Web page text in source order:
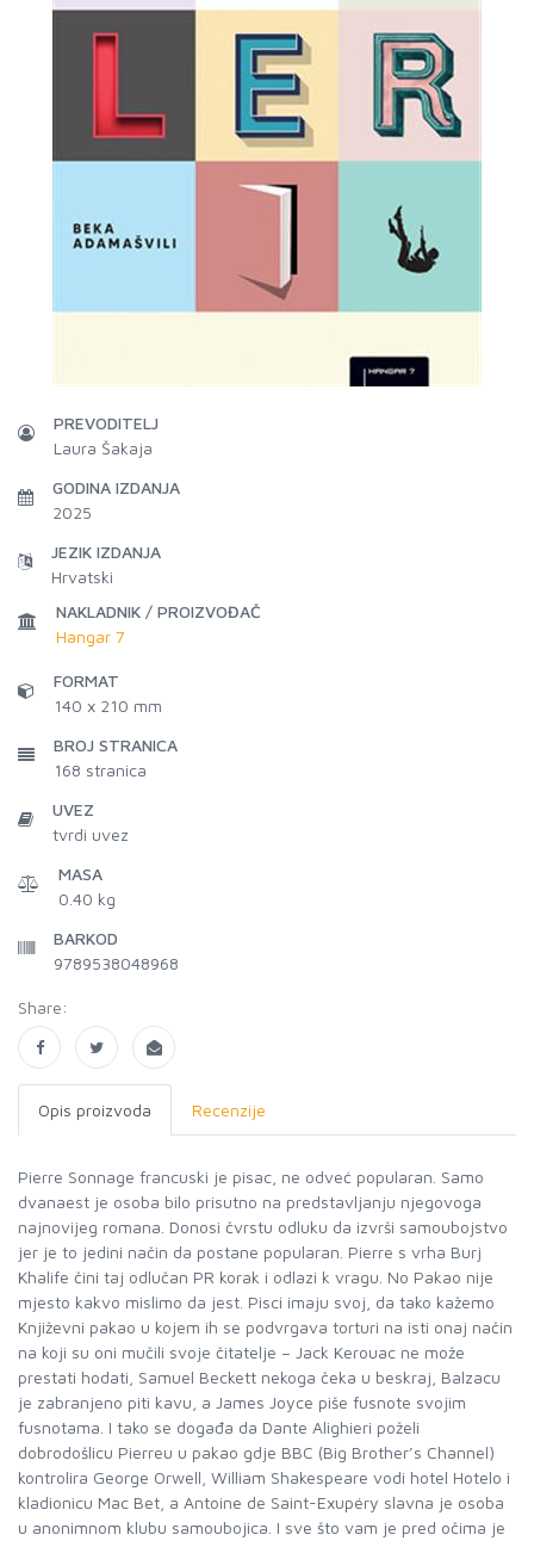
PREVODITELJ
Laura Šakaja
GODINA IZDANJA
2025
JEZIK IZDANJA
Hrvatski
NAKLADNIK / PROIZVOĐAČ
Hangar 7
FORMAT
140 x 210 mm
BROJ STRANICA
168 stranica
UVEZ
tvrdi uvez
MASA
0.40 kg
BARKOD
9789538048968
Share:
Opis proizvoda Recenzije
Pierre Sonnage francuski je pisac, ne odveć popularan. Samo
dvanaest je osoba bilo prisutno na predstavljanju njegovoga
najnovijeg romana. Donosi čvrstu odluku da izvrši samoubojstvo
jer je to jedini način da postane popularan. Pierre s vrha Burj
Khalife čini taj odlučan PR korak i odlazi k vragu. No Pakao nije
mjesto kakvo mislimo da jest. Pisci imaju svoj, da tako kažemo
Književni pakao u kojem ih se podvrgava torturi na isti onaj način
na koji su oni mučili svoje čitatelje – Jack Kerouac ne može
prestati hodati, Samuel Beckett nekoga čeka u beskraj, Balzacu
je zabranjeno piti kavu, a James Joyce piše fusnote svojim
fusnotama. I tako se događa da Dante Alighieri poželi
dobrodošlicu Pierreu u pakao gdje BBC (Big Brother’s Channel)
kontrolira George Orwell, William Shakespeare vodi hotel Hotelo i
kladionicu Mac Bet, a Antoine de Saint-Exupéry slavna je osoba
u anonimnom klubu samoubojica. I sve što vam je pred očima je